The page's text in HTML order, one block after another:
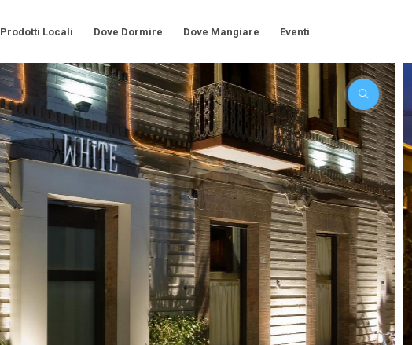
Prodotti Locali Dove Dormire Dove Mangiare Eventi